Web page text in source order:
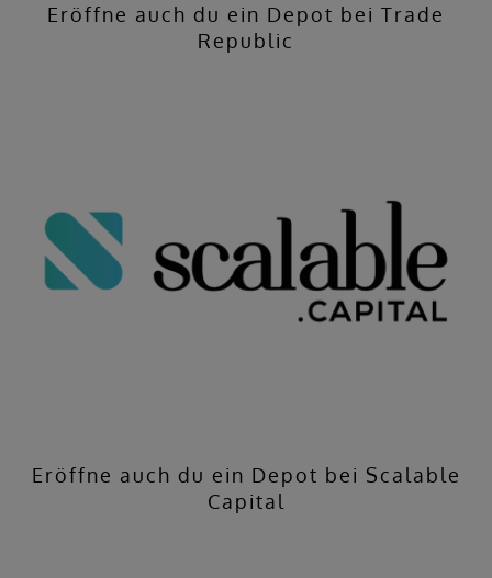
Eröffne auch du ein Depot bei Trade
Republic
Eröffne auch du ein Depot bei Scalable
Capital